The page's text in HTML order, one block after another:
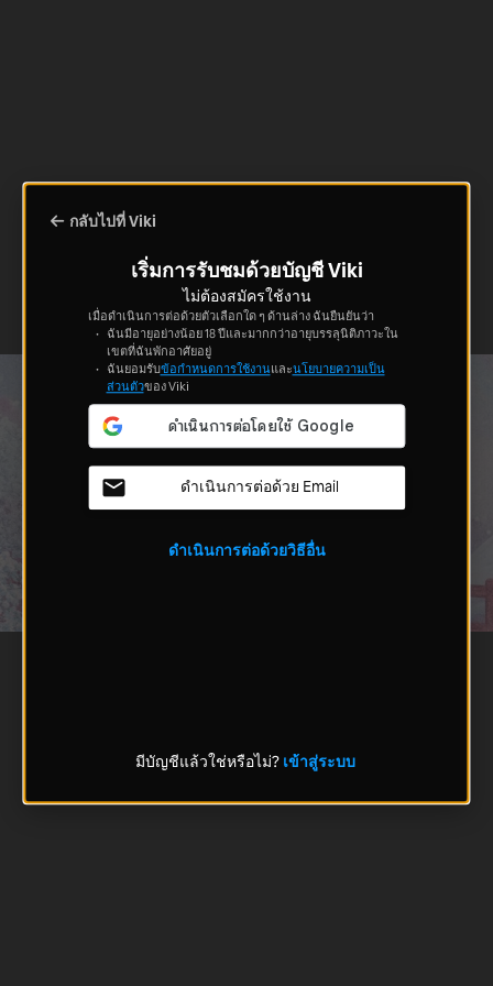
กลับไปที่ Viki
เริ่มการรับชมด้วยบัญชี Viki
ไม่ต้องสมัครใช้งาน
เมื่อดำเนินการต่อด้วยตัวเลือกใด ๆ ด้านล่าง ฉันยืนยันว่า
ฉันมีอายุอย่างน้อย 18 ปีและมากกว่าอายุบรรลุนิติภาวะใน
เขตที่ฉันพักอาศัยอยู่
ฉันยอมรับข้อกำหนดการใช้งานและนโยบายความเป็น
ส่วนตัวของ Viki
ดำเนินการต่อด้วย Email
ดำเนินการต่อด้วยวิธีอื่น
มีบัญชีแล้วใช่หรือไม่? เข้าสู่ระบบ